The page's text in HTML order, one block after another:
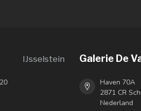
IJsselstein Galerie De
Haven 70A
2871 CR
Nederland